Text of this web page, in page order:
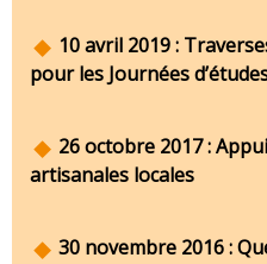
10 avril 2019 :
pour les Journées
26 octobre 2017 :
artisanales locales
30 novembre 2016 :